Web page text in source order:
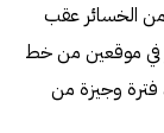
من الخسائر عقب
في موقعين من خط
بعد فترة وجيزة من